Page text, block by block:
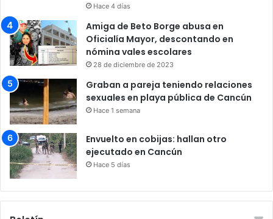
Hace 4 días
Amiga de Beto Borge abusa en
Oficialía Mayor, descontando en
nómina vales escolares
28 de diciembre de 2023
Graban a pareja teniendo relaciones
sexuales en playa pública de Cancún
Hace 1 semana
Envuelto en cobijas: hallan otro
ejecutado en Cancún
Hace 5 días